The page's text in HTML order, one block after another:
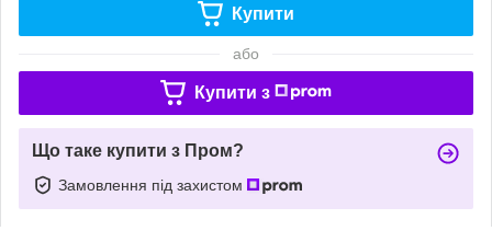
Купити
або
Купити з
Що таке купити з Пром?
Замовлення під захистом